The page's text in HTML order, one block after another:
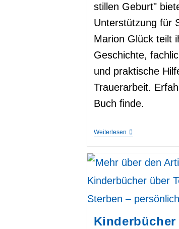
stillen Geburt"
Unterstützung für
Marion Glück teilt
Geschichte,
und praktische
Trauerarbeit.
Buch finde.
WeiterlesenBuch-
1
Der
Geburt“
Von
Glück
Kinderbücher